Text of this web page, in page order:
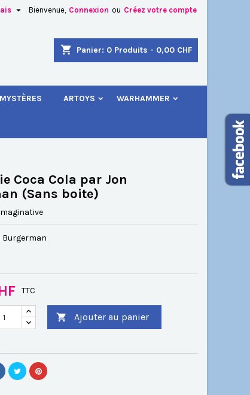
Bienvenue, Connexion ou Créez votre compte

shopping_cart Panier: 0 Produits - 0,00 CHF
ARTOYS WARHAMMER
Coca Cola par Jon
(Sans boite)
Burgerman
TTC
 Ajouter au panier